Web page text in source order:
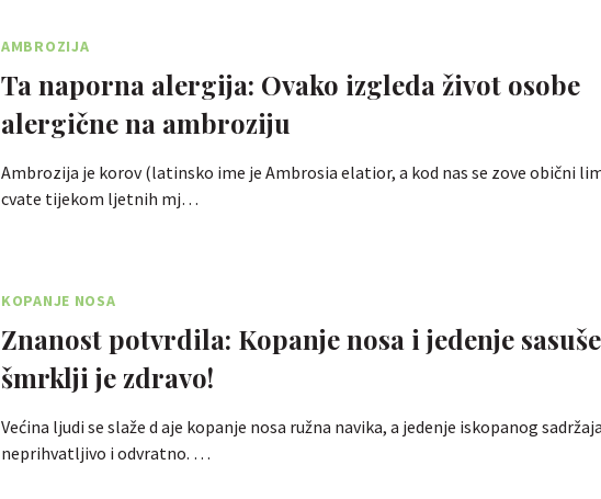
AMBROZIJA
Ta naporna alergija: Ovako izgleda život osobe
alergične na ambroziju
Ambrozija je korov (latinsko ime je Ambrosia elatior, a kod nas se zove obični
cvate tijekom ljetnih mj…
KOPANJE NOSA
Znanost potvrdila: Kopanje nosa i jedenje
šmrklji je zdravo!
Većina ljudi se slaže d aje kopanje nosa ružna navika, a jedenje iskopanog
neprihvatljivo i odvratno. …